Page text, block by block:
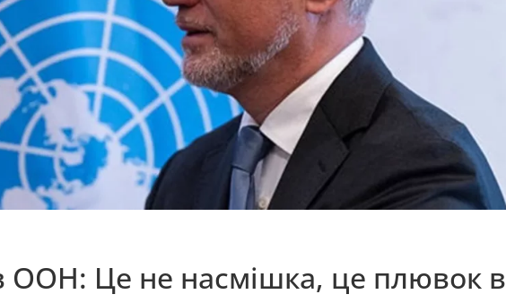
ООН: Це не насмішка, це плювок в